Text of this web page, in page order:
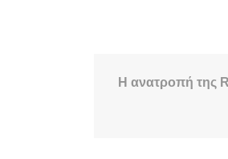
Η ανατροπή της